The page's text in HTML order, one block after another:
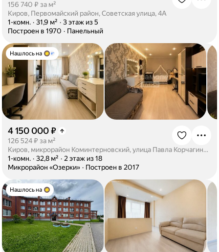
156 740 ₽ за м²
Киров, Первомайский район, Советская улица, 4А
1-комн. · 31,9 м² · 3 этаж из 5
Построен в 1970 · Панельный
Нашлось на
4 150 000 ₽
126 524 ₽ за м²
Киров, микрорайон Коминтерновский, улица Павла Корчагина, 232
1-комн. · 32,8 м² · 2 этаж из 18
Микрорайон «Озерки» · Построен в 2017
Нашлось на